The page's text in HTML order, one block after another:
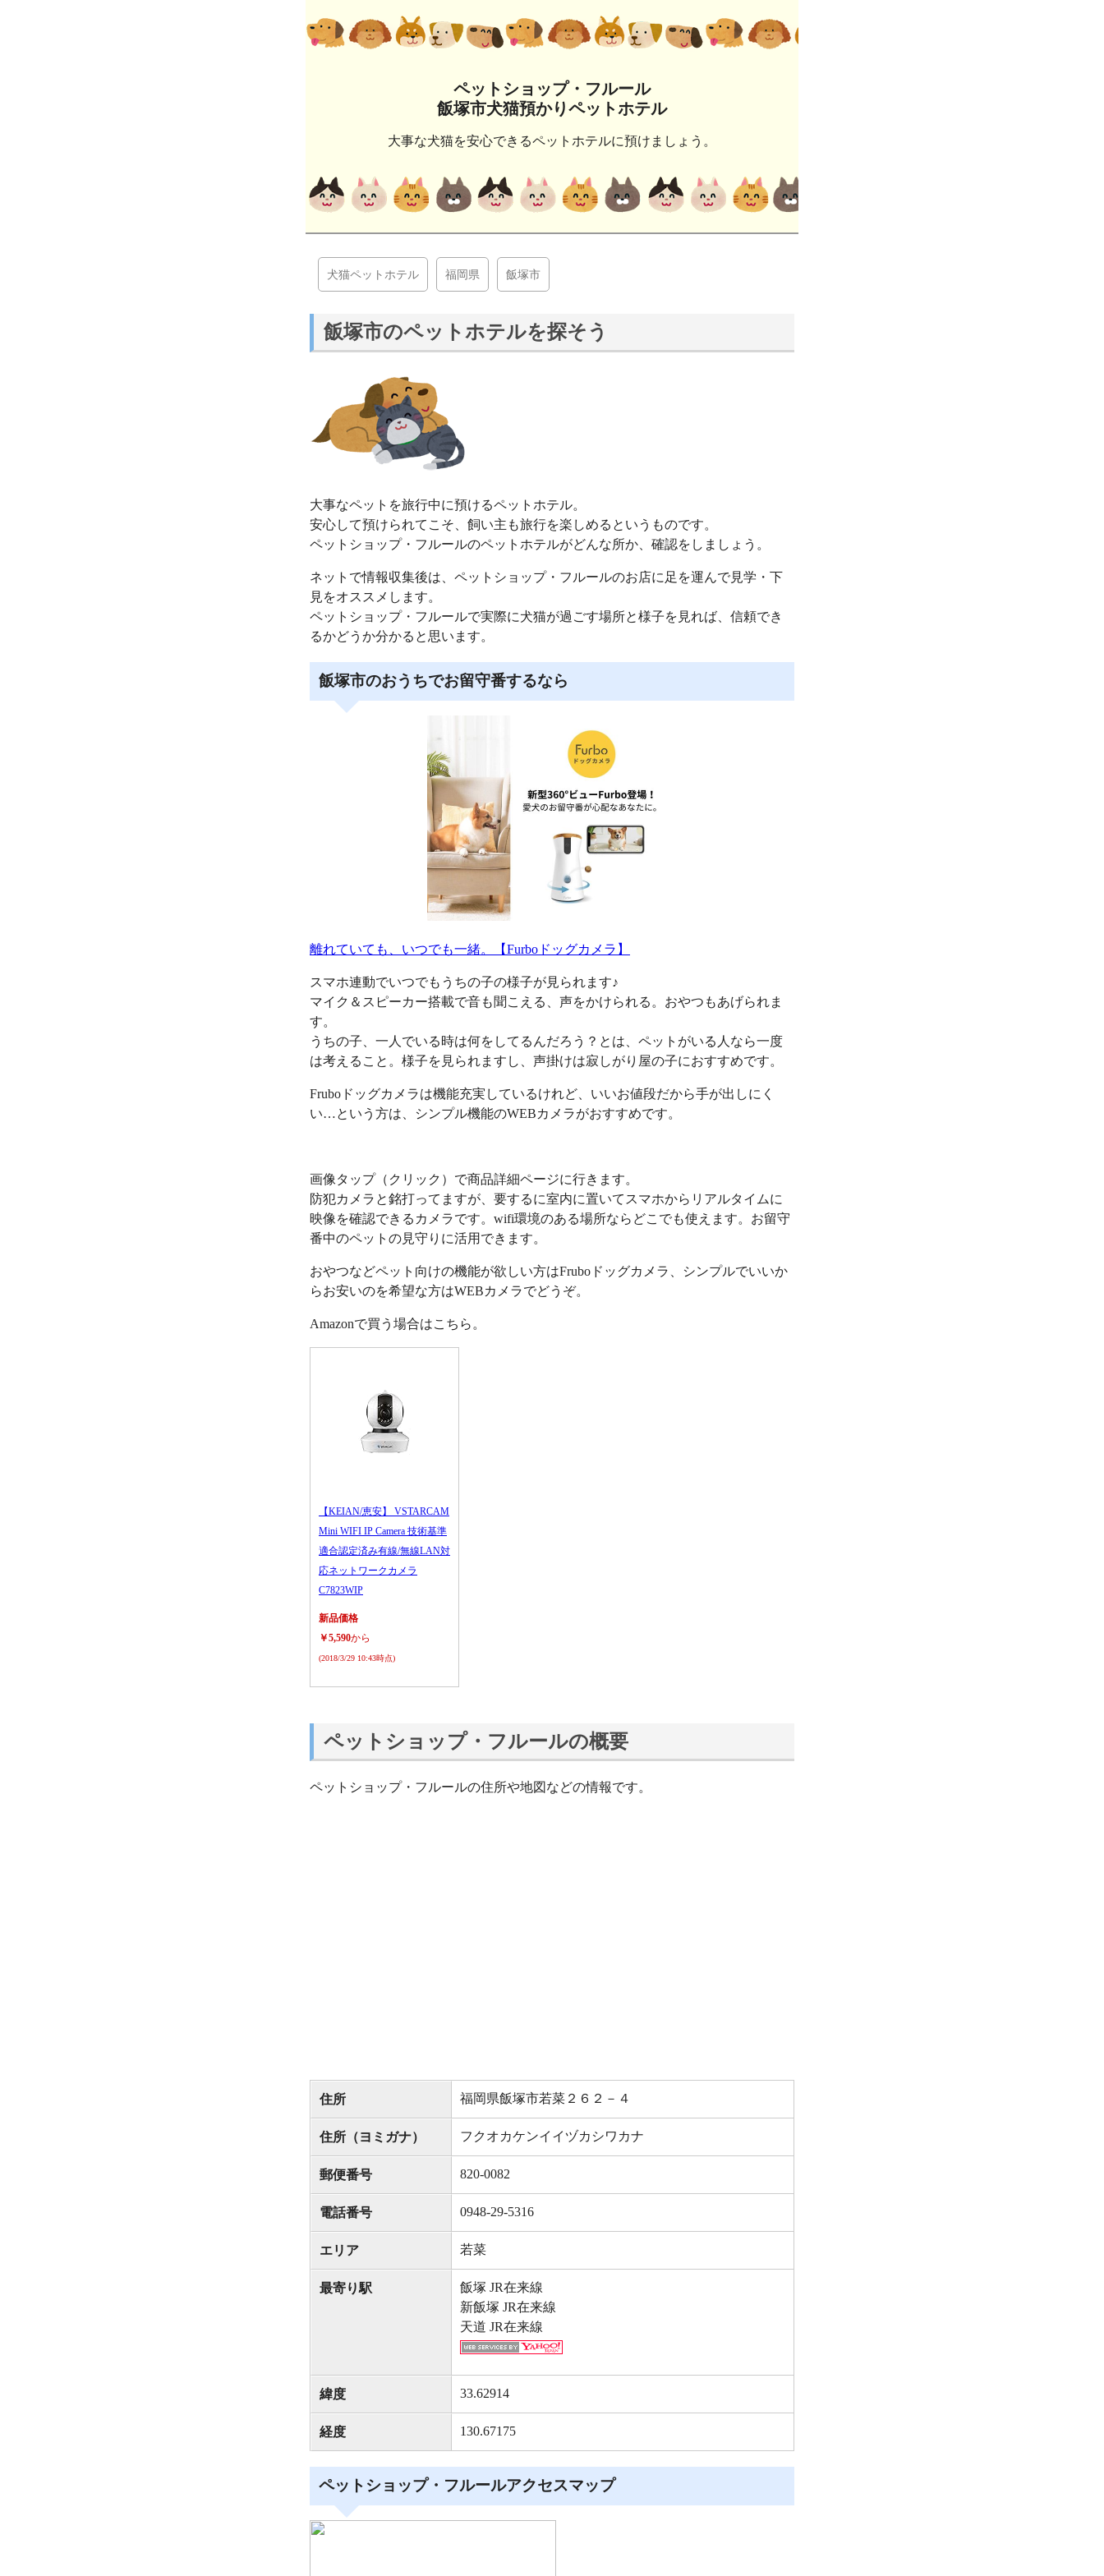
ペットショップ・フルール
飯塚市犬猫預かりペットホテル
大事な犬猫を安心できるペットホテルに預けましょう。
犬猫ペットホテル 福岡県 飯塚市
飯塚市のペットホテルを探そう
大事なペットを旅行中に預けるペットホテル。
安心して預けられてこそ、飼い主も旅行を楽しめるというものです。
ペットショップ・フルールのペットホテルがどんな所か、確認をしましょう。
ネットで情報収集後は、ペットショップ・フルールのお店に足を運んで見学・下
見をオススメします。
ペットショップ・フルールで実際に犬猫が過ごす場所と様子を見れば、信頼でき
るかどうか分かると思います。
飯塚市のおうちでお留守番するなら
離れていても、いつでも一緒。【Furboドッグカメラ】
スマホ連動でいつでもうちの子の様子が見られます♪
マイク＆スピーカー搭載で音も聞こえる、声をかけられる。おやつもあげられま
す。
うちの子、一人でいる時は何をしてるんだろう？とは、ペットがいる人なら一度
は考えること。様子を見られますし、声掛けは寂しがり屋の子におすすめです。
Fruboドッグカメラは機能充実しているけれど、いいお値段だから手が出しにく
い…という方は、シンプル機能のWEBカメラがおすすめです。
画像タップ（クリック）で商品詳細ページに行きます。
防犯カメラと銘打ってますが、要するに室内に置いてスマホからリアルタイムに
映像を確認できるカメラです。wifi環境のある場所ならどこでも使えます。お留守
番中のペットの見守りに活用できます。
おやつなどペット向けの機能が欲しい方はFruboドッグカメラ、シンプルでいいか
らお安いのを希望な方はWEBカメラでどうぞ。
Amazonで買う場合はこちら。
【KEIAN/恵安】 VSTARCAM
Mini WIFI IP Camera 技術基準
適合認定済み有線/無線LAN対
応ネットワークカメラ
C7823WIP
新品価格
￥5,590から
(2018/3/29 10:43時点)
ペットショップ・フルールの概要
ペットショップ・フルールの住所や地図などの情報です。
住所 福岡県飯塚市若菜２６２－４
住所（ヨミガナ） フクオカケンイイヅカシワカナ
郵便番号 820-0082
電話番号 0948-29-5316
エリア 若菜
最寄り駅
飯塚 JR在来線
新飯塚 JR在来線
天道 JR在来線
緯度 33.62914
経度 130.67175
ペットショップ・フルールアクセスマップ